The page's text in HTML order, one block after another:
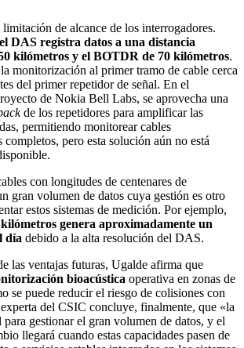
de alcance de los interrogadores.
el DAS registra datos a una distancia
kilómetros y el BOTDR de 70 kilómetros.
monitorización al primer tramo de cable cerca
del primer repetidor de señal. En el
de Nokia Bell Labs, se aprovecha una
de los repetidores para amplificar las
permitiendo monitorear cables
completos, pero esta solución aún no está
con longitudes de centenares de
gran volumen de datos cuya gestión es otro
estos sistemas de medición. Por ejemplo,
genera aproximadamente un
día debido a la alta resolución del DAS.
las ventajas futuras, Ugalde afirma que
bioacústica operativa en zonas de
se puede reducir el riesgo de colisiones con
del CSIC concluye, finalmente, que «la
para gestionar el gran volumen de datos, y el
llegará cuando estas capacidades pasen de